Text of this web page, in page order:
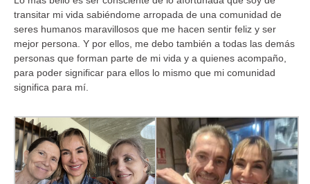
transitar mi vida sabiéndome arropada de una comunidad de
seres humanos maravillosos que me hacen sentir feliz y ser
mejor persona. Y por ellos, me debo también a todas las demás
personas que forman parte de mi vida y a quienes acompaño,
para poder significar para ellos lo mismo que mi comunidad
significa para mí.